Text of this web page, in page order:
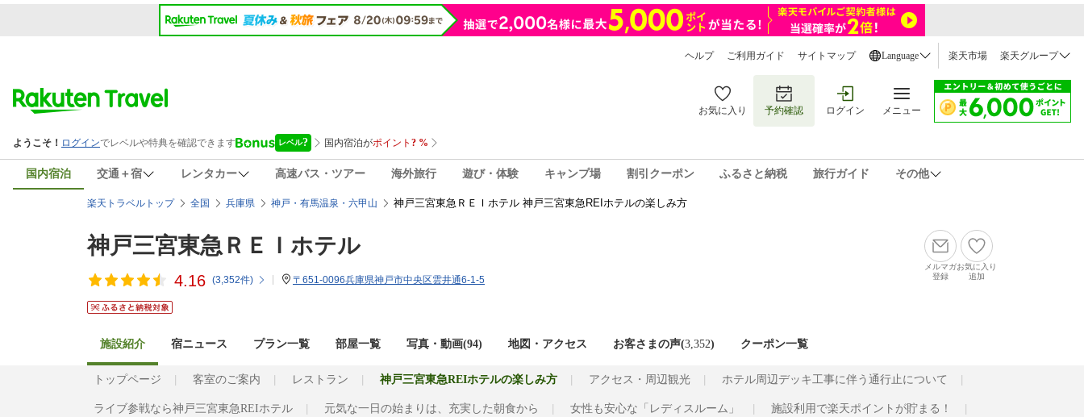
ヘルプ ご利用ガイド サイトマップ Language 楽天市場 楽天グループ
お気に入り 予約確認 ログイン メニュー
国内宿泊 交通＋宿 レンタカー 高速バス・ツアー 海外旅行 遊び・体験 キャンプ場 割引クーポン ふるさと納税 旅行ガイド その他
楽天トラベルトップ 全国 兵庫県 神戸・有馬温泉・六甲山 神戸三宮東急ＲＥＩホテル 神戸三宮東急REIホテルの楽しみ方
神戸三宮東急ＲＥＩホテル
4.16 (3,352件) 〒651-0096兵庫県神戸市中央区雲井通6-1-5
メルマガ
登録
お気に入り
追加
施設紹介 宿ニュース プラン一覧 部屋一覧 写真・動画(94) 地図・アクセス お客さまの声(3,352) クーポン一覧
トップページ 客室のご案内 レストラン 神戸三宮東急REIホテルの楽しみ方 アクセス・周辺観光 ホテル周辺デッキ工事に伴う通行止について
ライブ参戦なら神戸三宮東急REIホテル 元気な一日の始まりは、充実した朝食から 女性も安心な「レディスルーム」 施設利用で楽天ポイントが貯まる！